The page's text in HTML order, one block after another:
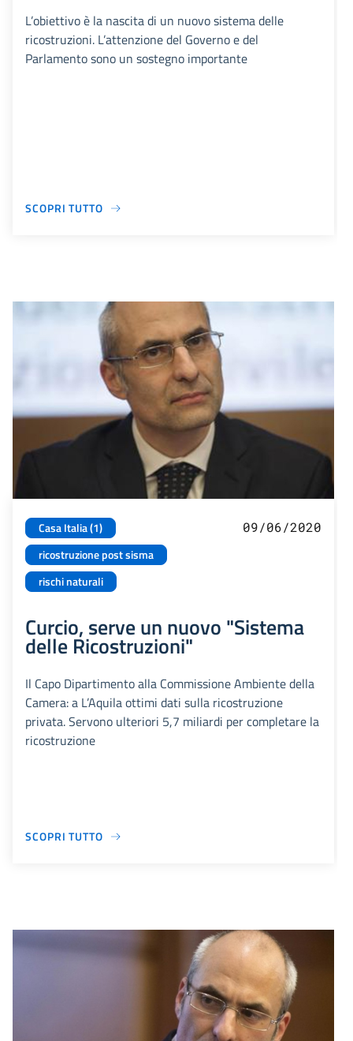
L’obiettivo è la nascita di un nuovo sistema delle
ricostruzioni. L’attenzione del Governo e del
Parlamento sono un sostegno importante
SCOPRI TUTTO
Casa Italia (1)
ricostruzione post sisma
rischi naturali
09/06/2020
Curcio, serve un nuovo "Sistema
delle Ricostruzioni"
Il Capo Dipartimento alla Commissione Ambiente della
Camera: a L’Aquila ottimi dati sulla ricostruzione
privata. Servono ulteriori 5,7 miliardi per completare la
ricostruzione
SCOPRI TUTTO